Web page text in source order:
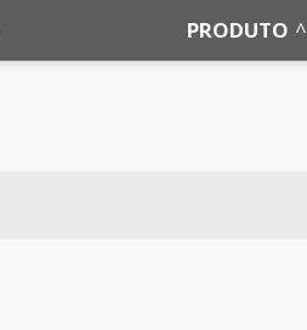
PRODUTO